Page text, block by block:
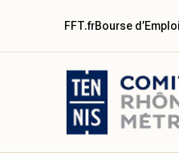
FFT.frBourse